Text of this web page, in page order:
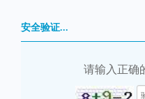
安全验证...
请输入正确